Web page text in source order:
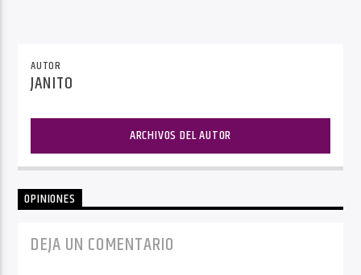
AUTOR
JANITO
ARCHIVOS DEL AUTOR
OPINIONES
DEJA UN COMENTARIO